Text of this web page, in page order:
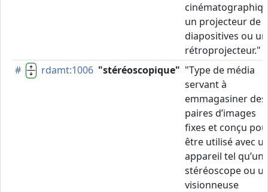
un projecteur de
diapositives ou un
rétroprojecteur."
#
rdamt:1006 "stéréoscopique" "Type de média
servant à
emmagasiner des
paires d’images
fixes et conçu
être utilisé avec
appareil tel qu’un
stéréoscope ou
visionneuse